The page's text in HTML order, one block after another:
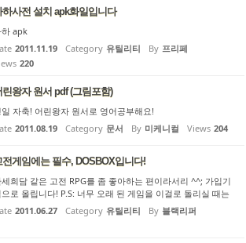
하사전 설치 apk화일입니다
하 apk
2011.11.19 Category 유틸리티 By 프리페
220
린왕자 원서 pdf (그림포함)
자축! 어린왕자 원서로 영어공부해요!
2011.08.19 Category 문서 By 미케니컬 Views 204
전게임에는 필수, DOSBOX입니다!
세희담 같은 고전 RPG를 좀 좋아하는 편이라서리 ^^; 가입기
으로 올립니다! P.S: 너무 오래 된 게임을 이걸로 돌리실 때는
레임 조절을 해 주시지 않으면 초고속으로 돌아갈 우려가 있습
다. P.S 2: 디아블로1도 돌아가더군요...
2011.06.27 Category 유틸리티 By 블랙리퍼